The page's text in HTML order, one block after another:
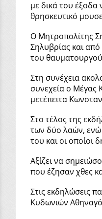
με δικά του
θρησκευτικό
Ο Μητροπολίτης
Σηλυβρίας και
του
Στη συνέχεια
συνεχεία ο Μέγας
μετέπειτα
Στο τέλος της
των δύο λαών, ενώ
του και οι οποίοι
Αξίζει να
που έζησαν χθες
Στις εκδηλώσεις
Κυδωνιών